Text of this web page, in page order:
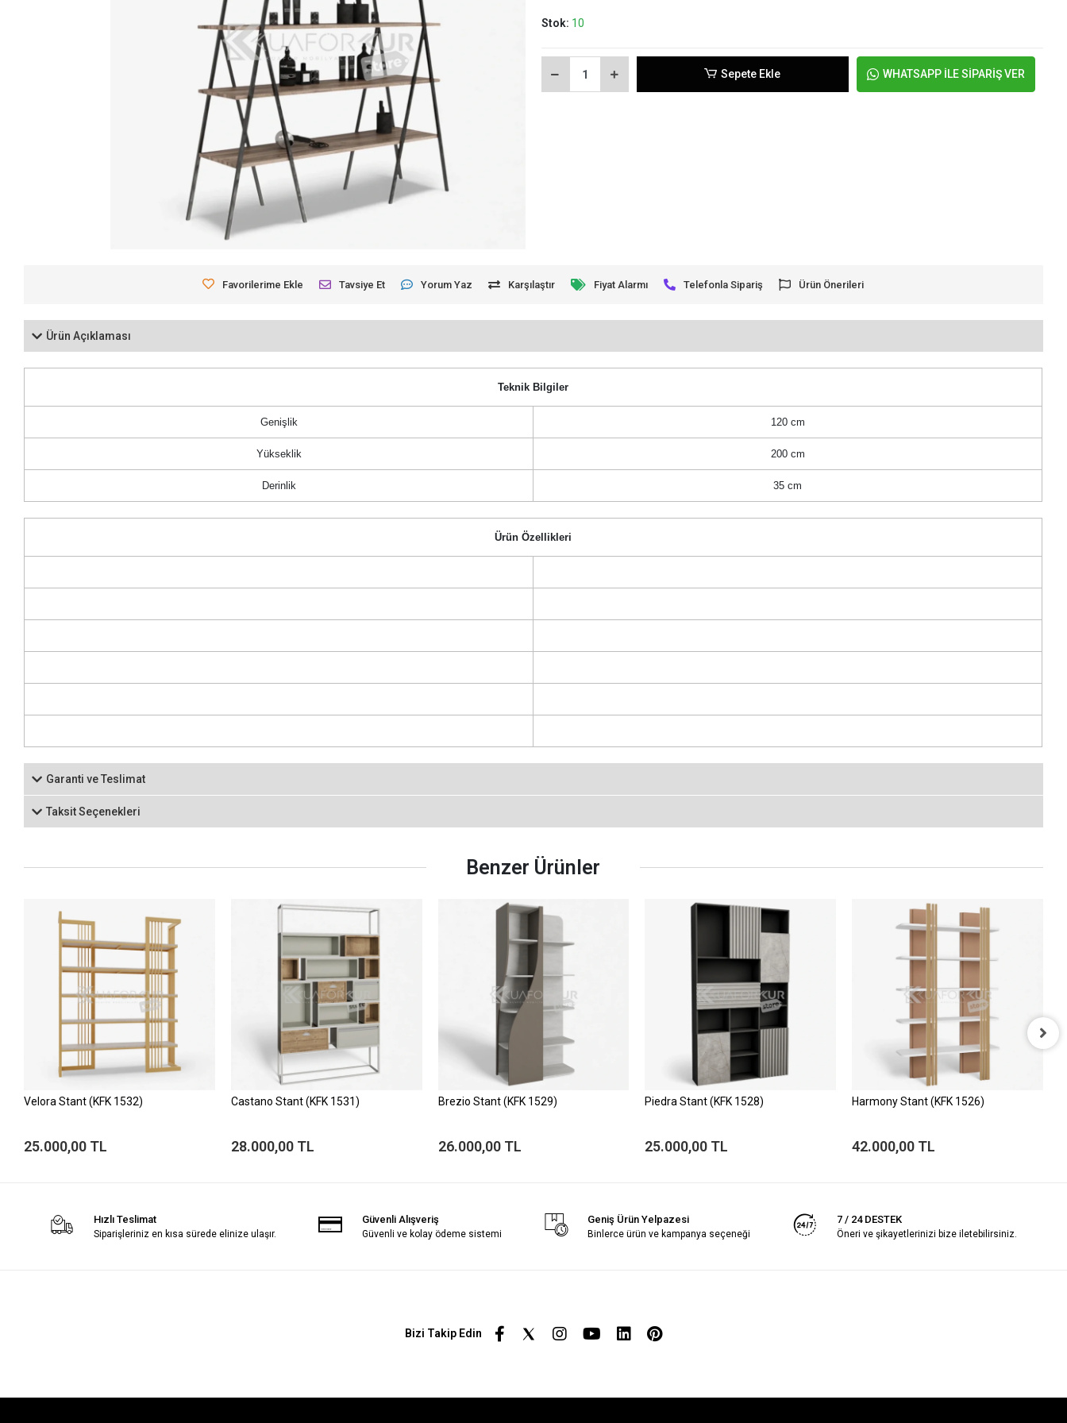
Stok: 10
Sepete Ekle WHATSAPP İLE SİPARİŞ VER
Favorilerime Ekle Tavsiye Et Yorum Yaz Karşılaştır Fiyat Alarmı Telefonla Sipariş Ürün Önerileri
Ürün Açıklaması
Teknik Bilgiler
Genişlik 120 cm
Yükseklik 200 cm
Derinlik 35 cm
Ürün Özellikleri
Garanti ve Teslimat
Taksit Seçenekleri
Benzer Ürünler
Velora Stant (KFK 1532)
25.000,00 TL
Castano Stant (KFK 1531)
28.000,00 TL
Brezio Stant (KFK 1529)
26.000,00 TL
Piedra Stant (KFK 1528)
25.000,00 TL
Harmony Stant (KFK 1526)
42.000,00 TL
Hızlı Teslimat
Siparişleriniz en kısa sürede elinize ulaşır.
Güvenli Alışveriş
Güvenli ve kolay ödeme sistemi
Geniş Ürün Yelpazesi
Binlerce ürün ve kampanya seçeneği
7 / 24 DESTEK
Öneri ve şikayetlerinizi bize iletebilirsiniz.
Bizi Takip Edin